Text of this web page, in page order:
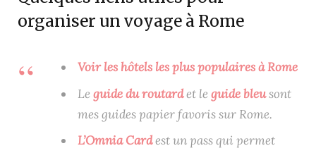
organiser un voyage à Rome
Voir les hôtels les plus populaires à Rome
Le guide du routardet le guide bleusont
mes guides papier favoris sur Rome.
L’Omnia Cardest un pass qui permet